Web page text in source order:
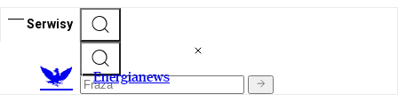
Serwisy
Energianews